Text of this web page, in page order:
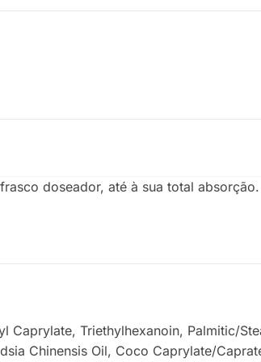
doseador, até à sua total absorção.
Triethylhexanoin, Palmitic/
Chinensis Oil, Coco Caprylate/